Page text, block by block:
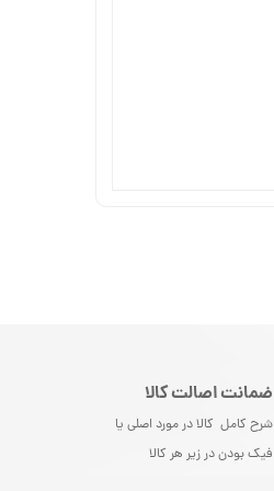
ضمانت اصالت کالا
شرح کامل کالا در مورد اصلی یا
فیک بودن در زیر هر کالا